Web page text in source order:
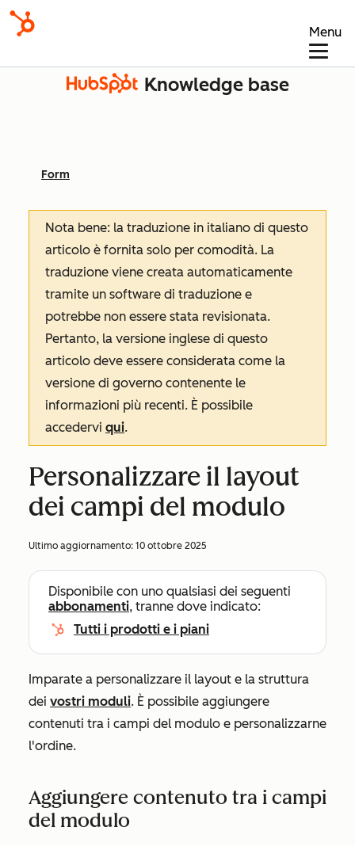
Menu
Knowledge base
Form
Nota bene: la traduzione in italiano di questo
articolo è fornita solo per comodità. La
traduzione viene creata automaticamente
tramite un software di traduzione e
potrebbe non essere stata revisionata.
Pertanto, la versione inglese di questo
articolo deve essere considerata come la
versione di governo contenente le
informazioni più recenti. È possibile
accedervi qui.
Personalizzare il layout
dei campi del modulo
Ultimo aggiornamento: 10 ottobre 2025
Disponibile con uno qualsiasi dei seguenti
abbonamenti, tranne dove indicato:
Tutti i prodotti e i piani
Imparate a personalizzare il layout e la struttura
dei vostri moduli. È possibile aggiungere
contenuti tra i campi del modulo e personalizzarne
l'ordine.
Aggiungere contenuto tra i campi
del modulo